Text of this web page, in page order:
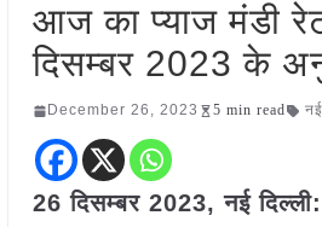
आज का प्याज मंडी
दिसम्बर 2023 के
December 26, 2023 5 min read
26 दिसम्बर 2023, नई दिल्ली: